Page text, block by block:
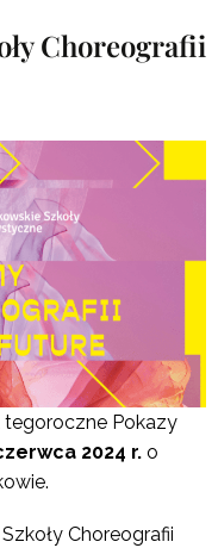
Choreografii
tegoroczne Pokazy
2024 r. o
Choreografii